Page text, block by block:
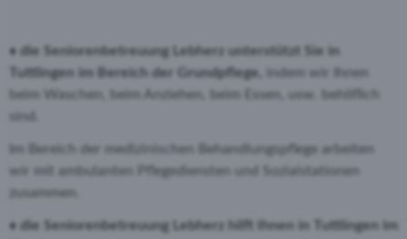
♦ die Seniorenbetreuung Lebherz unterstützt Sie in
Tuttlingen im Bereich der Grundpflege,
indem wir Ihnen
beim Waschen, beim Anziehen, beim Essen, usw. behilflich
sind.
Im Bereich der medizinischen Behandlungspflege arbeiten
wir mit ambulanten Pflegediensten und Sozialstationen
zusammen.
♦ die Seniorenbetreuung Lebherz hilft Ihnen in Tuttlingen im